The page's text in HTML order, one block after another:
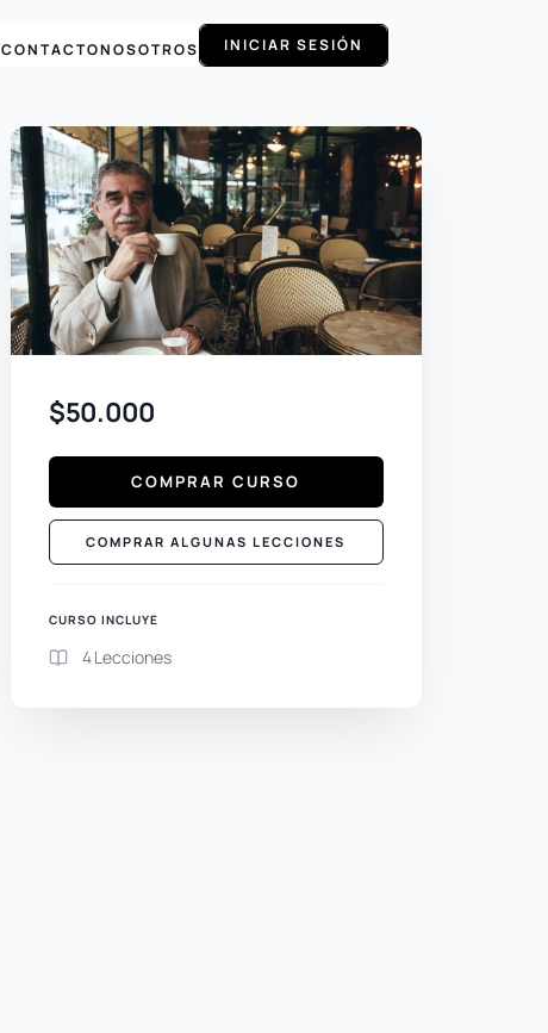
CONTACTONOSOTROS INICIAR SESIÓN
$50.000
COMPRAR CURSO
COMPRAR ALGUNAS LECCIONES
CURSO INCLUYE
4 Lecciones